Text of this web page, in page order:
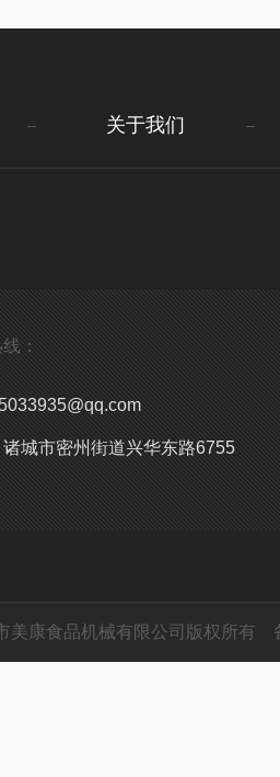
关于我们
：
诸城市密州街道兴华东路6755
美康食品机械有限公司版权所有